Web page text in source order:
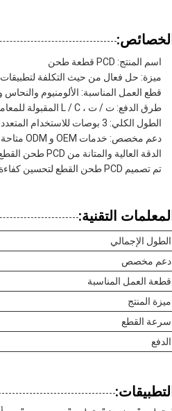
الخصائص:
اسم المنتج: PCD قطعة طحن
ميزة: حل فعال من حيث التكلفة
قطع العمل المناسبة: الألومنيوم والنحاس
طرق الدفع: ت / ت ، L / C المقبولة للمعاملات المريحة
الطول الكلي: 3 بوصات للاستخدام المتعدد
دعم مخصص: خدمات OEM و ODM متاحة
الدقة العالية والمتانة من PCD طحن القطع ضمان أداء ممتاز
تم تصميم PCD طحن القطع لتحسين كفاءة التصنيع وخفض التكاليف
المعلمات التقنية:
الطول الإجمالي
دعم مخصص
قطعة العمل المناسبة
ميزة المنتج
سرعة القطع
الدفع
التطبيقات: